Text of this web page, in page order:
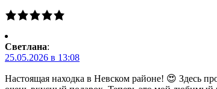
Светлана:
25.05.2026 в 13:08
Настоящая находка в Невском районе! 😍 Здесь